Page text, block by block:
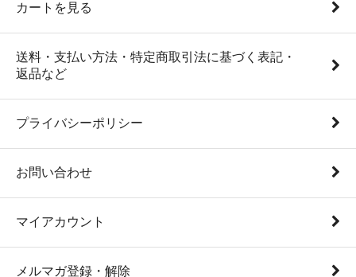
カートを見る
送料・支払い方法・特定商取引法に基づく表記・
返品など
プライバシーポリシー
お問い合わせ
マイアカウント
メルマガ登録・解除